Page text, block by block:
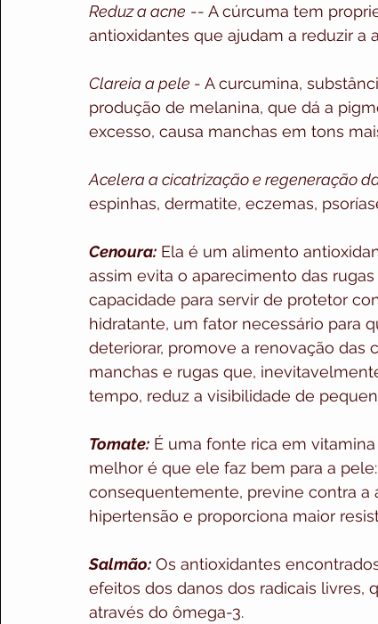
Reduz a acne -- A cúrcuma tem
antioxidantes que ajudam a reduzir a
Clareia a pele - A curcumina,
produção de melanina, que dá a
excesso, causa manchas em tons
Acelera a cicatrização e regeneração
espinhas, dermatite, eczemas,
Cenoura: Ela é um alimento
assim evita o aparecimento das
capacidade para servir de protetor
hidratante, um fator necessário para
deteriorar, promove a renovação das
manchas e rugas que,
tempo, reduz a visibilidade de
Tomate: É uma fonte rica em
melhor é que ele faz bem para a
consequentemente, previne contra a
hipertensão e proporciona maior
Salmão: Os antioxidantes
efeitos dos danos dos radicais
através do ômega-3.